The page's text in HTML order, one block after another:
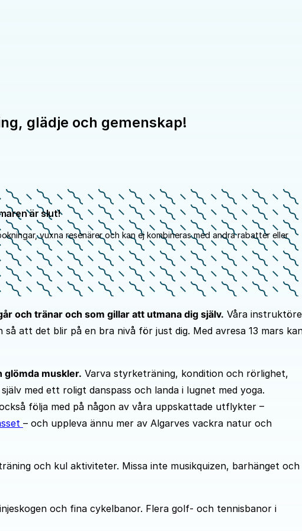
glädje och gemenskap!
är slut!
vuxna resenärer och kan ej kombineras med andra rabatter eller
och tränar och som gillar att utmana dig själv. Våra
att det blir på en bra nivå för just dig. Med avresa 13 mars
glömda muskler. Varva styrketräning, kondition och rörlighet,
med ett roligt danspass och landa i lugnet med yoga.
följa med på någon av våra uppskattade utflykter –
– och uppleva ännu mer av Algarves vackra natur och
och kul aktiviteter. Missa inte musikquizen, barhänget och
och fina cykelbanor. Flera golf- och tennisbanor i